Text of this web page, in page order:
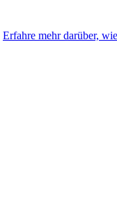
Erfahre mehr darüber,